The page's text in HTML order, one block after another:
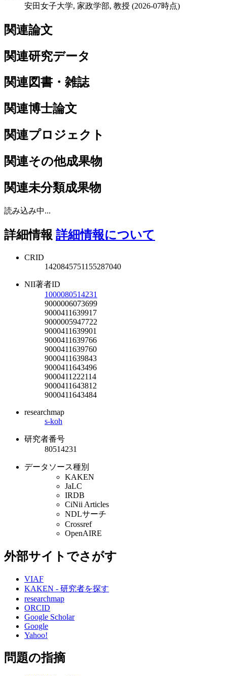
安田女子大学, 家政学部, 教授 (2026-07時点)
関連論文
関連研究データ
関連図書・雑誌
関連博士論文
関連プロジェクト
関連その他成果物
関連未分類成果物
読み込み中...
詳細情報 詳細情報について
CRID
1420845751155287040
NII著者ID
1000080514231
9000006073699
9000411639917
9000005947722
9000411639901
9000411639766
9000411639760
9000411639843
9000411643496
9000411222114
9000411643812
9000411643484
researchmap
s-koh
研究者番号
80514231
データソース種別
KAKEN
JaLC
IRDB
CiNii Articles
NDLサーチ
Crossref
OpenAIRE
外部サイトでさがす
VIAF
KAKEN - 研究者を探す
researchmap
ORCID
Google Scholar
Google
Yahoo!
問題の指摘